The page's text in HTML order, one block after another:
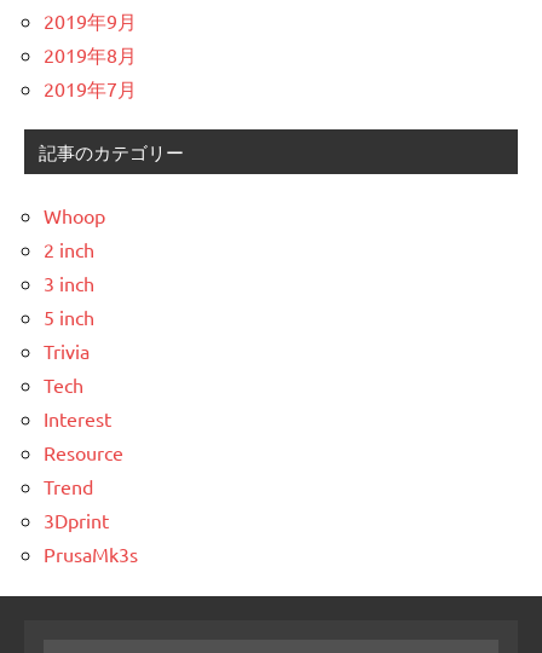
2019年9月
2019年8月
2019年7月
記事のカテゴリー
Whoop
2 inch
3 inch
5 inch
Trivia
Tech
Interest
Resource
Trend
3Dprint
PrusaMk3s